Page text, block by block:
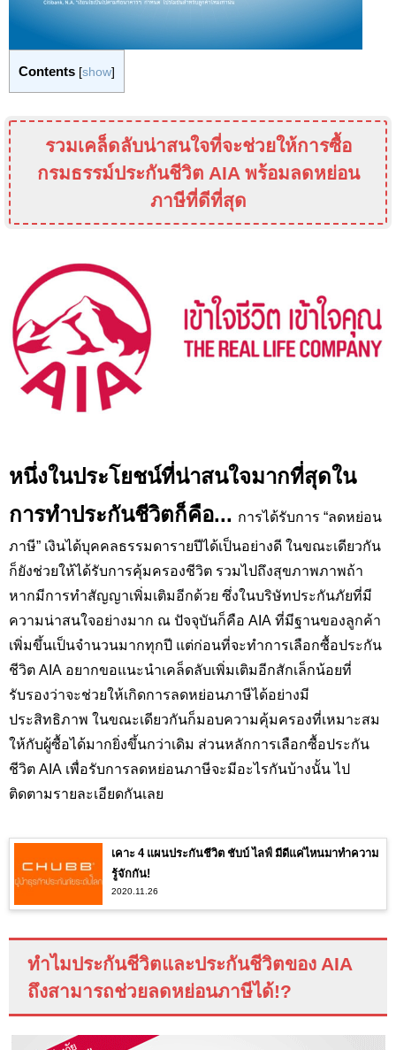
Contents [show]
รวมเคล็ดลับน่าสนใจที่จะช่วยให้การซื้อ
กรมธรรม์ประกันชีวิต AIA พร้อมลดหย่อน
ภาษีที่ดีที่สุด
หนึ่งในประโยชน์ที่น่าสนใจมากที่สุดใน
การทำประกันชีวิตก็คือ... การได้รับการ “ลดหย่อน
ภาษี” เงินได้บุคคลธรรมดารายปีได้เป็นอย่างดี ในขณะเดียวกัน
ก็ยังช่วยให้ได้รับการคุ้มครองชีวิต รวมไปถึงสุขภาพภาพถ้า
หากมีการทำสัญญาเพิ่มเติมอีกด้วย ซึ่งในบริษัทประกันภัยที่มี
ความน่าสนใจอย่างมาก ณ ปัจจุบันก็คือ AIA ที่มีฐานของลูกค้า
เพิ่มขึ้นเป็นจำนวนมากทุกปี แต่ก่อนที่จะทำการเลือกซื้อประกัน
ชีวิต AIA อยากขอแนะนำเคล็ดลับเพิ่มเติมอีกสักเล็กน้อยที่
รับรองว่าจะช่วยให้เกิดการลดหย่อนภาษีได้อย่างมี
ประสิทธิภาพ ในขณะเดียวกันก็มอบความคุ้มครองที่เหมาะสม
ให้กับผู้ซื้อได้มากยิ่งขึ้นกว่าเดิม ส่วนหลักการเลือกซื้อประกัน
ชีวิต AIA เพื่อรับการลดหย่อนภาษีจะมีอะไรกันบ้างนั้น ไป
ติดตามรายละเอียดกันเลย
เคาะ 4 แผนประกันชีวิต ชับบ์ ไลฟ์ มีดีแค่ไหนมาทำความ
รู้จักกัน!
2020.11.26
ทำไมประกันชีวิตและประกันชีวิตของ AIA
ถึงสามารถช่วยลดหย่อนภาษีได้!?